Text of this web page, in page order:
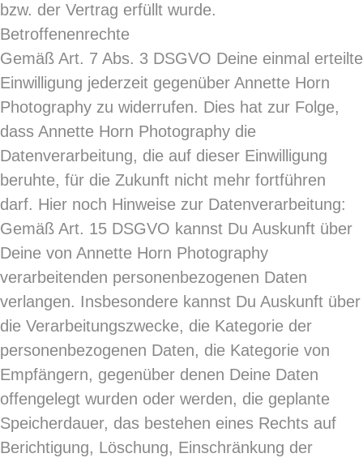
bzw. der Vertrag erfüllt wurde.
Betroffenenrechte
Gemäß Art. 7 Abs. 3 DSGVO Deine einmal erteilte
Einwilligung jederzeit gegenüber Annette Horn
Photography zu widerrufen. Dies hat zur Folge,
dass Annette Horn Photography die
Datenverarbeitung, die auf dieser Einwilligung
beruhte, für die Zukunft nicht mehr fortführen
darf. Hier noch Hinweise zur Datenverarbeitung:
Gemäß Art. 15 DSGVO kannst Du Auskunft über
Deine von Annette Horn Photography
verarbeitenden personenbezogenen Daten
verlangen. Insbesondere kannst Du Auskunft über
die Verarbeitungszwecke, die Kategorie der
personenbezogenen Daten, die Kategorie von
Empfängern, gegenüber denen Deine Daten
offengelegt wurden oder werden, die geplante
Speicherdauer, das bestehen eines Rechts auf
Berichtigung, Löschung, Einschränkung der